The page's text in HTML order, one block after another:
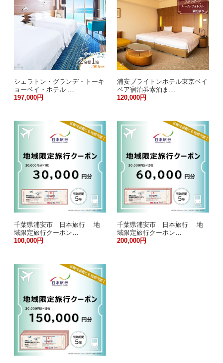
シェラトン・グランデ・トーキ
ョーベイ・ホテル …
197,000円
浦安ブライトンホテル東京ベイ
ペア宿泊券素泊ま…
120,000円
千葉県浦安市 日本旅行 地
域限定旅行クーポン…
100,000円
千葉県浦安市 日本旅行 地
域限定旅行クーポン…
200,000円